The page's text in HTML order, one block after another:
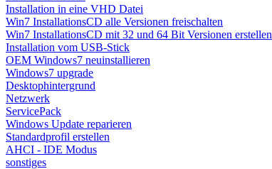
Installation in eine VHD Datei
Win7 InstallationsCD alle Versionen freischalten
Win7 InstallationsCD mit 32 und 64 Bit Versionen erstellen
Installation vom USB-Stick
OEM Windows7 neuinstallieren
Windows7 upgrade
Desktophintergrund
Netzwerk
ServicePack
Windows Update reparieren
Standardprofil erstellen
AHCI - IDE Modus
sonstiges